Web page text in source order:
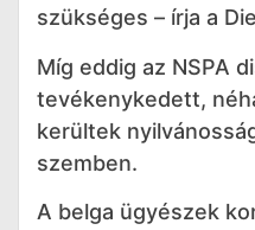
szükséges – írja a
Míg eddig az NSPA
tevékenykedett,
kerültek
szemben.
A belga ügyészek